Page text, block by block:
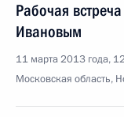
Рабочая
Ивановым
11 марта 2013 года,
Московская область,